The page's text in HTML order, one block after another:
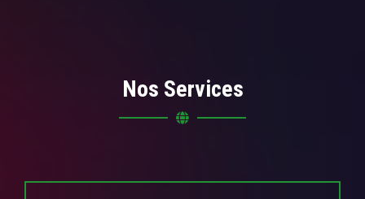
Nos Services